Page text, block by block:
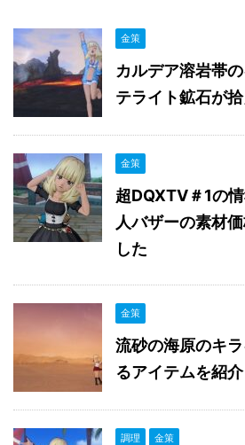
金策
カルデア溶岩帯
テライト鉱石が
金策
超DQXTV＃1の
人バザーの素材
した
金策
流砂の海原のキ
るアイテムを紹
調理 金策